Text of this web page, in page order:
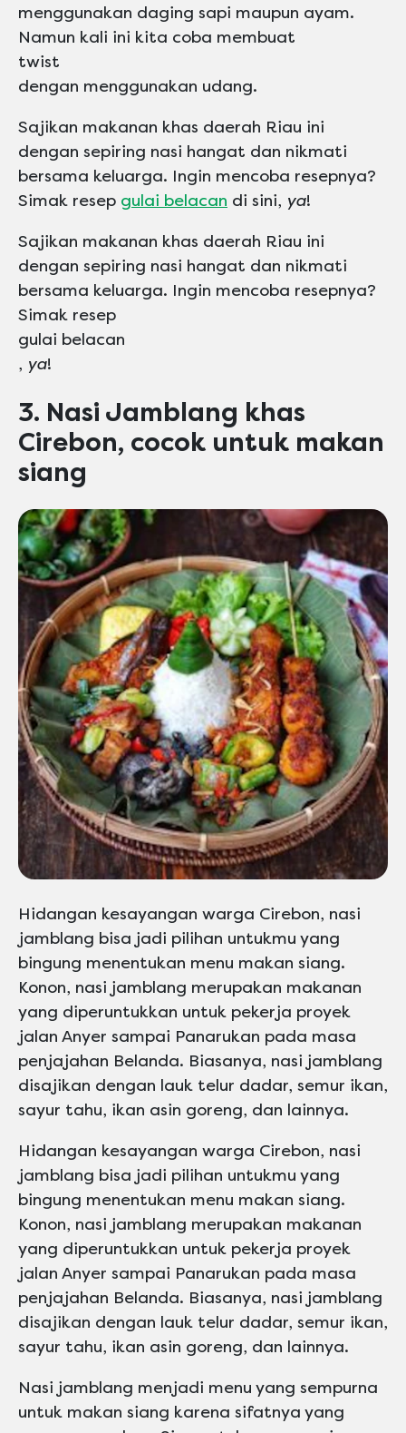
menggunakan daging sapi maupun ayam.
Namun kali ini kita coba membuat
twist
dengan menggunakan udang.
Sajikan makanan khas daerah Riau ini
dengan sepiring nasi hangat dan nikmati
bersama keluarga. Ingin mencoba resepnya?
Simak resep gulai belacan di sini, ya!
Sajikan makanan khas daerah Riau ini
dengan sepiring nasi hangat dan nikmati
bersama keluarga. Ingin mencoba resepnya?
Simak resep
gulai belacan
, ya!
3. Nasi Jamblang khas
Cirebon, cocok untuk makan
siang
Hidangan kesayangan warga Cirebon, nasi
jamblang bisa jadi pilihan untukmu yang
bingung menentukan menu makan siang.
Konon, nasi jamblang merupakan makanan
yang diperuntukkan untuk pekerja proyek
jalan Anyer sampai Panarukan pada masa
penjajahan Belanda. Biasanya, nasi jamblang
disajikan dengan lauk telur dadar, semur ikan,
sayur tahu, ikan asin goreng, dan lainnya.
Hidangan kesayangan warga Cirebon, nasi
jamblang bisa jadi pilihan untukmu yang
bingung menentukan menu makan siang.
Konon, nasi jamblang merupakan makanan
yang diperuntukkan untuk pekerja proyek
jalan Anyer sampai Panarukan pada masa
penjajahan Belanda. Biasanya, nasi jamblang
disajikan dengan lauk telur dadar, semur ikan,
sayur tahu, ikan asin goreng, dan lainnya.
Nasi jamblang menjadi menu yang sempurna
untuk makan siang karena sifatnya yang